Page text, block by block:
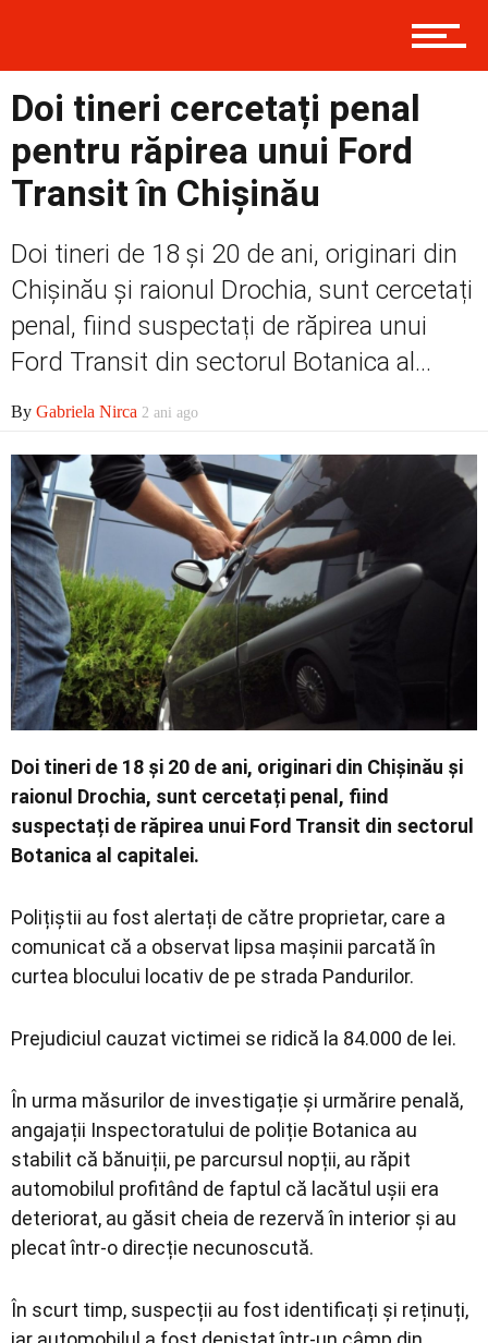
Prima
Politică
Externe
Economic
Contact
Doi tineri cercetați penal
pentru răpirea unui Ford
Transit în Chișinău
Doi tineri de 18 și 20 de ani, originari din
Chișinău și raionul Drochia, sunt cercetați
penal, fiind suspectați de răpirea unui
Ford Transit din sectorul Botanica al...
By Gabriela Nirca 2 ani ago
Doi tineri de 18 și 20 de ani, originari din Chișinău și
raionul Drochia, sunt cercetați penal, fiind
suspectați de răpirea unui Ford Transit din sectorul
Botanica al capitalei.
Polițiștii au fost alertați de către proprietar, care a
comunicat că a observat lipsa mașinii parcată în
curtea blocului locativ de pe strada Pandurilor.
Prejudiciul cauzat victimei se ridică la 84.000 de lei.
În urma măsurilor de investigație și urmărire penală,
angajații Inspectoratului de poliție Botanica au
stabilit că bănuiții, pe parcursul nopții, au răpit
automobilul profitând de faptul că lacătul ușii era
deteriorat, au găsit cheia de rezervă în interior și au
plecat într-o direcție necunoscută.
În scurt timp, suspecții au fost identificați și reținuți,